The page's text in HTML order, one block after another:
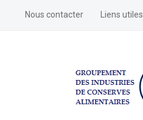
Nous contacter Liens utiles